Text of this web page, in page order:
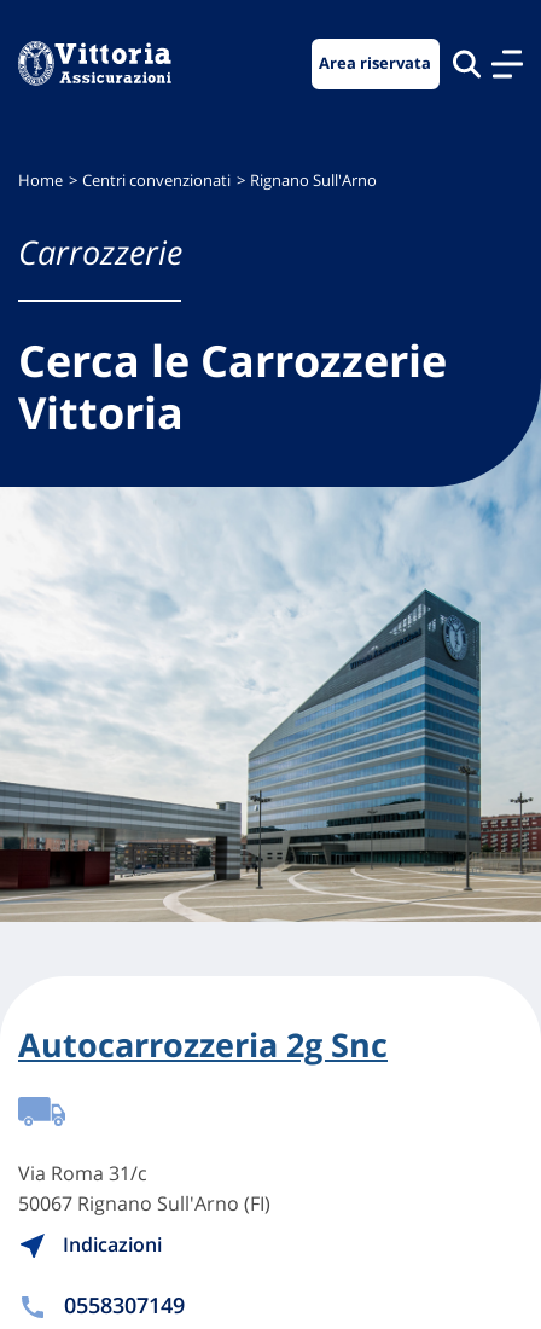
menu
contenuto
footer
Area riservata
Home Centri convenzionati Rignano Sull'Arno
Carrozzerie
Cerca le Carrozzerie
Vittoria
Autocarrozzeria 2g Snc
Via Roma 31/c
50067 Rignano Sull'Arno (FI)
Indicazioni
0558307149